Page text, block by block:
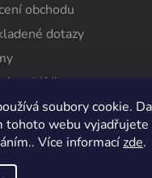
soubory cookie.
tohoto webu vyjadřujete
Více informacízde.
obchodu
dotazy
prohlídka